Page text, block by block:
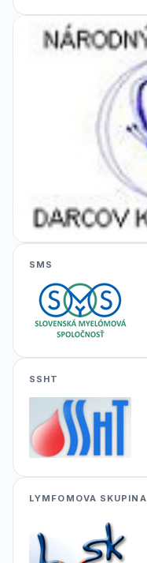
SMS
SSHT
LYMFOMOVA SKUPINA